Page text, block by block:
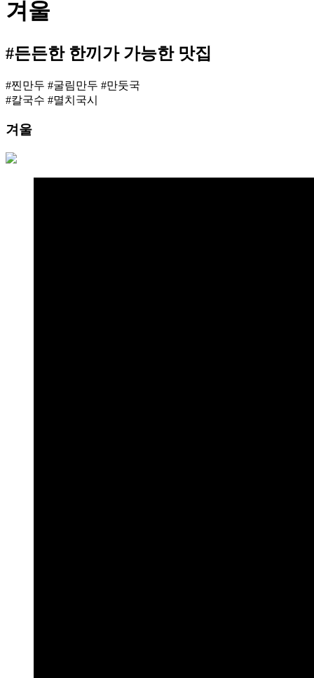
겨울
#든든한 한끼 가 가능한 맛집
#찐만두 #굴림만두 #만둣국
#칼국수 #멸치국시
겨울